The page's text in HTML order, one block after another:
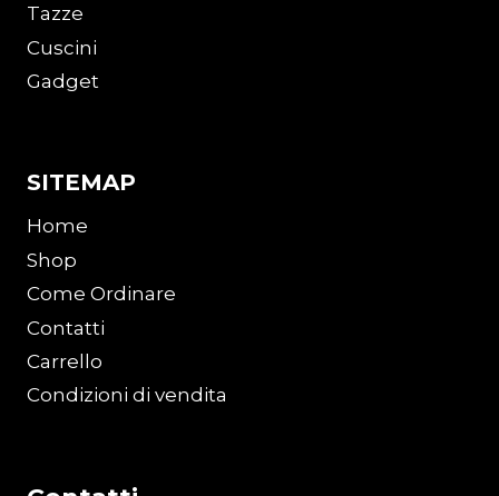
Tazze
Cuscini
Gadget
SITEMAP
Home
Shop
Come Ordinare
Contatti
Carrello
Condizioni di vendita